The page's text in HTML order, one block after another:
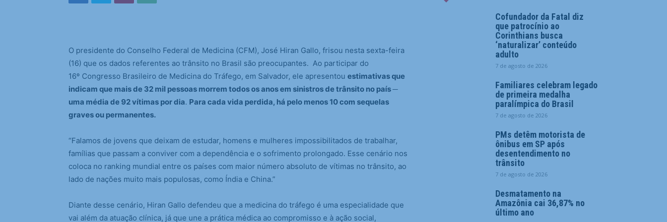
O presidente do Conselho Federal de Medicina (CFM), José Hiran Gallo, frisou nesta sexta-feira
(16) que os dados referentes ao trânsito no Brasil são preocupantes. Ao participar do
16º Congresso Brasileiro de Medicina do Tráfego, em Salvador, ele apresentou estimativas que
indicam que mais de 32 mil pessoas morrem todos os anos em sinistros de trânsito no país ─
uma média de 92 vítimas por dia. Para cada vida perdida, há pelo menos 10 com sequelas
graves ou permanentes.
“Falamos de jovens que deixam de estudar, homens e mulheres impossibilitados de trabalhar,
famílias que passam a conviver com a dependência e o sofrimento prolongado. Esse cenário nos
coloca no ranking mundial entre os países com maior número absoluto de vítimas no trânsito, ao
lado de nações muito mais populosas, como Índia e China.”
Diante desse cenário, Hiran Gallo defendeu que a medicina do tráfego é uma especialidade que
vai além da atuação clínica, já que une a prática médica ao compromisso e à ação social,
Cofundador da Fatal diz
que patrocínio ao
Corinthians busca
‘naturalizar’ conteúdo
adulto
7 de agosto de 2026
Familiares celebram legado
de primeira medalha
paralímpica do Brasil
7 de agosto de 2026
PMs detêm motorista de
ônibus em SP após
desentendimento no
trânsito
7 de agosto de 2026
Desmatamento na
Amazônia cai 36,87% no
último ano